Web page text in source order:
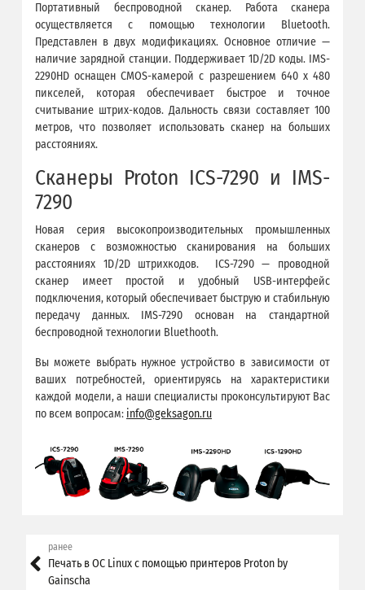
Портативный беспроводной сканер. Работа сканера
осуществляется с помощью технологии Bluetooth.
Представлен в двух модификациях. Основное отличие —
наличие зарядной станции. Поддерживает 1D/2D коды. IMS-
2290HD оснащен CMOS-камерой с разрешением 640 x 480
пикселей, которая обеспечивает быстрое и точное
считывание штрих-кодов. Дальность связи составляет 100
метров, что позволяет использовать сканер на больших
расстояниях.
Сканеры Proton ICS-7290 и IMS-
7290
Новая серия высокопроизводительных промышленных
сканеров с возможностью сканирования на больших
расстояниях 1D/2D штрихкодов. ICS-7290 — проводной
сканер имеет простой и удобный USB-интерфейс
подключения, который обеспечивает быструю и стабильную
передачу данных. IMS-7290 основан на стандартной
беспроводной технологии Bluethooth.
Вы можете выбрать нужное устройство в зависимости от
ваших потребностей, ориентируясь на характеристики
каждой модели, а наши специалисты проконсультируют Вас
по всем вопросам: info@geksagon.ru
ранее
Печать в ОС Linux с помощью принтеров Proton by
Gainscha